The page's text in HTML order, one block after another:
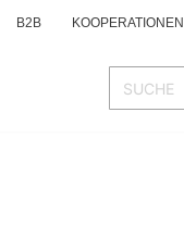
B2B KOOPERATIONEN